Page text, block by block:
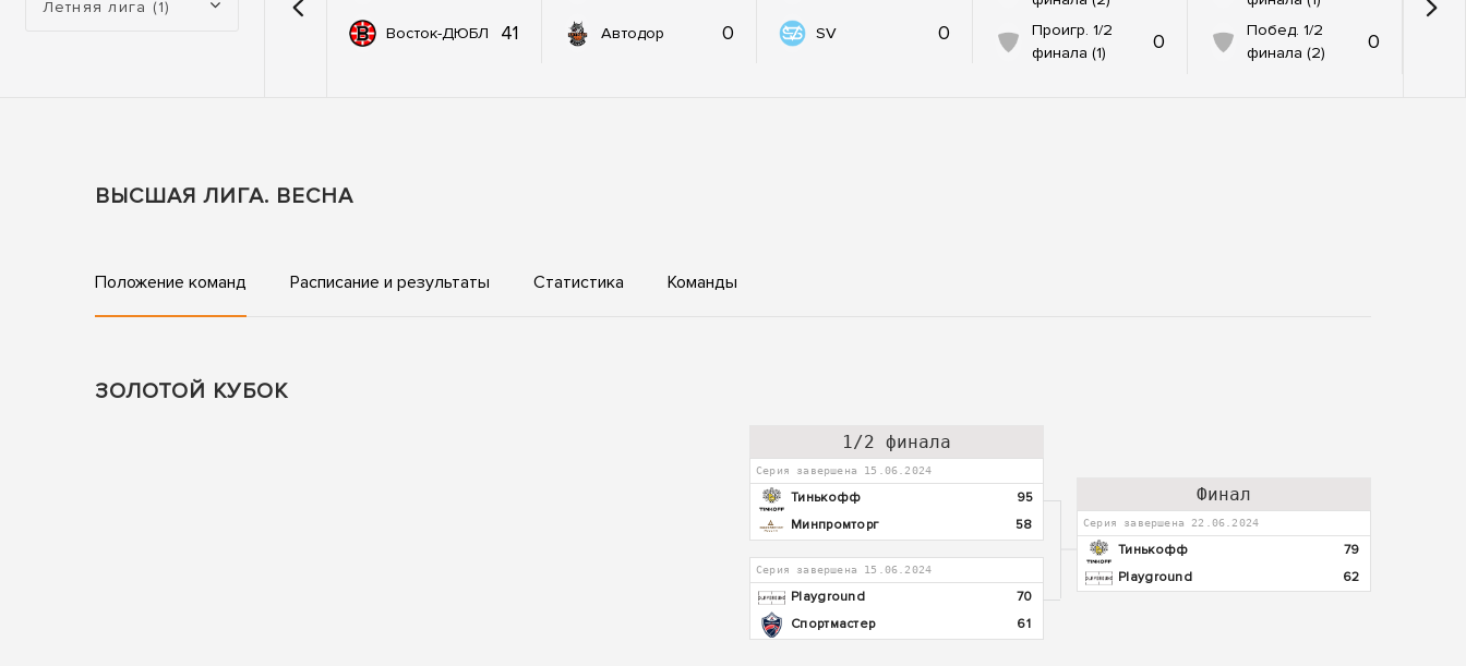
Летняя лига (1)
Восток-ДЮБЛ 41 Автодор 0 SV 0
Проигр. 1/2
финала (1)
0
Побед. 1/2
финала (2)
0
ВЫСШАЯ ЛИГА. ВЕСНА
Положение команд Расписание и результаты Статистика Команды
ЗОЛОТОЙ КУБОК
1/2 финала
Серия завершена 15.06.2024
Тинькофф
95
Минпромторг
58
Серия завершена 15.06.2024
Playground
70
Спортмастер
61
Финал
Серия завершена 22.06.2024
Тинькофф
79
Playground
62